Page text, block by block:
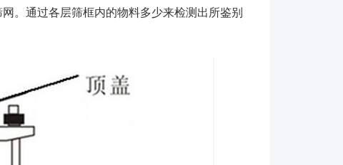
定时器 **计时，确保测试结果的准确性和可重复
。通过各层筛框内的物料多少来检测出所鉴别